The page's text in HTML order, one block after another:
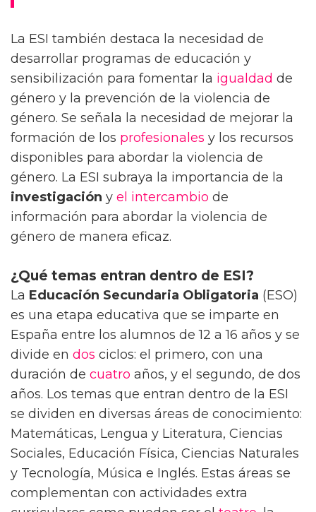
La ESI también destaca la necesidad de
desarrollar programas de educación y
sensibilización para fomentar la igualdad de
género y la prevención de la violencia de
género. Se señala la necesidad de mejorar la
formación de los profesionales y los recursos
disponibles para abordar la violencia de
género. La ESI subraya la importancia de la
investigación y el intercambio de
información para abordar la violencia de
género de manera eficaz.
¿Qué temas entran dentro de ESI?
La Educación Secundaria Obligatoria (ESO)
es una etapa educativa que se imparte en
España entre los alumnos de 12 a 16 años y se
divide en dos ciclos: el primero, con una
duración de cuatro años, y el segundo, de dos
años. Los temas que entran dentro de la ESI
se dividen en diversas áreas de conocimiento:
Matemáticas, Lengua y Literatura, Ciencias
Sociales, Educación Física, Ciencias Naturales
y Tecnología, Música e Inglés. Estas áreas se
complementan con actividades extra